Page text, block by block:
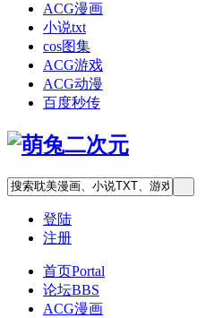
ACG漫画
小说txt
cos图集
ACG游戏
ACG动漫
百度秒传
登陆
注册
首页Portal
论坛BBS
ACG漫画